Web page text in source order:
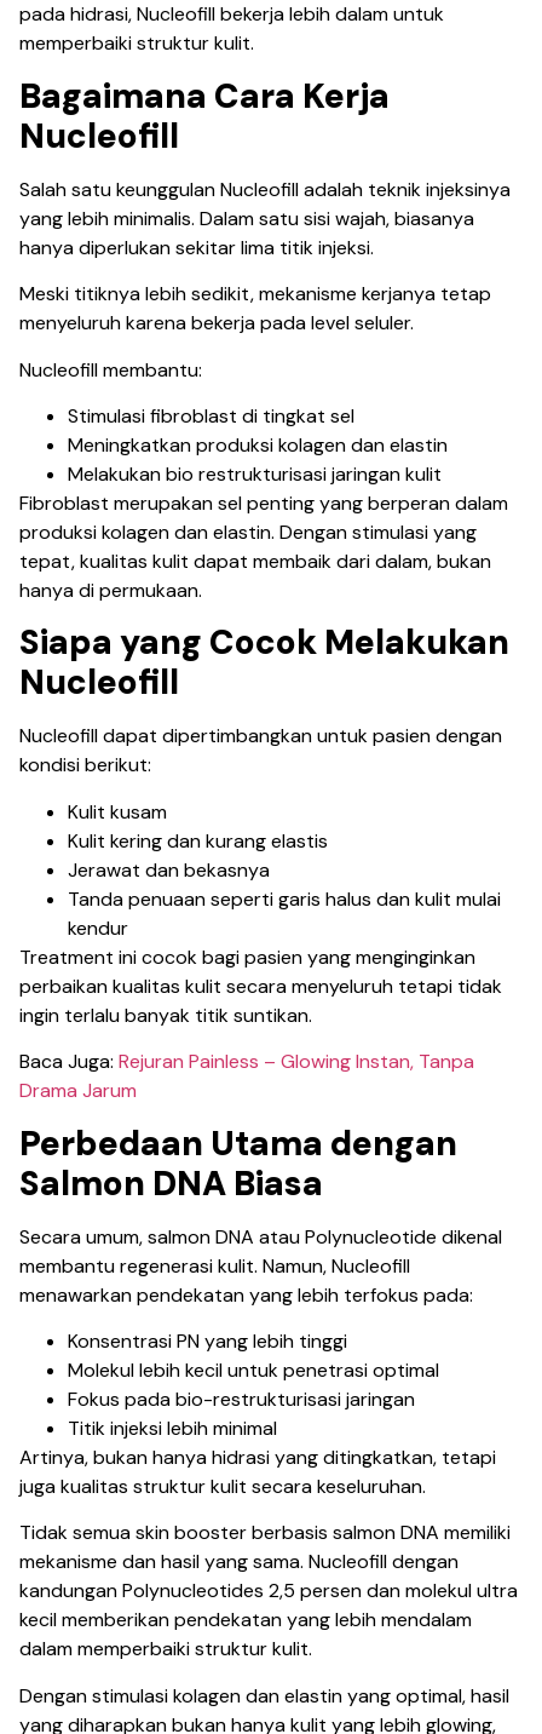
pada hidrasi, Nucleofill bekerja lebih dalam untuk
memperbaiki struktur kulit.
Bagaimana Cara Kerja
Nucleofill
Salah satu keunggulan Nucleofill adalah teknik injeksinya
yang lebih minimalis. Dalam satu sisi wajah, biasanya
hanya diperlukan sekitar lima titik injeksi.
Meski titiknya lebih sedikit, mekanisme kerjanya tetap
menyeluruh karena bekerja pada level seluler.
Nucleofill membantu:
Stimulasi fibroblast di tingkat sel
Meningkatkan produksi kolagen dan elastin
Melakukan bio restrukturisasi jaringan kulit
Fibroblast merupakan sel penting yang berperan dalam
produksi kolagen dan elastin. Dengan stimulasi yang
tepat, kualitas kulit dapat membaik dari dalam, bukan
hanya di permukaan.
Siapa yang Cocok Melakukan
Nucleofill
Nucleofill dapat dipertimbangkan untuk pasien dengan
kondisi berikut:
Kulit kusam
Kulit kering dan kurang elastis
Jerawat dan bekasnya
Tanda penuaan seperti garis halus dan kulit mulai
kendur
Treatment ini cocok bagi pasien yang menginginkan
perbaikan kualitas kulit secara menyeluruh tetapi tidak
ingin terlalu banyak titik suntikan.
Baca Juga: Rejuran Painless – Glowing Instan, Tanpa
Drama Jarum
Perbedaan Utama dengan
Salmon DNA Biasa
Secara umum, salmon DNA atau Polynucleotide dikenal
membantu regenerasi kulit. Namun, Nucleofill
menawarkan pendekatan yang lebih terfokus pada:
Konsentrasi PN yang lebih tinggi
Molekul lebih kecil untuk penetrasi optimal
Fokus pada bio-restrukturisasi jaringan
Titik injeksi lebih minimal
Artinya, bukan hanya hidrasi yang ditingkatkan, tetapi
juga kualitas struktur kulit secara keseluruhan.
Tidak semua skin booster berbasis salmon DNA memiliki
mekanisme dan hasil yang sama. Nucleofill dengan
kandungan Polynucleotides 2,5 persen dan molekul ultra
kecil memberikan pendekatan yang lebih mendalam
dalam memperbaiki struktur kulit.
Dengan stimulasi kolagen dan elastin yang optimal, hasil
yang diharapkan bukan hanya kulit yang lebih glowing,